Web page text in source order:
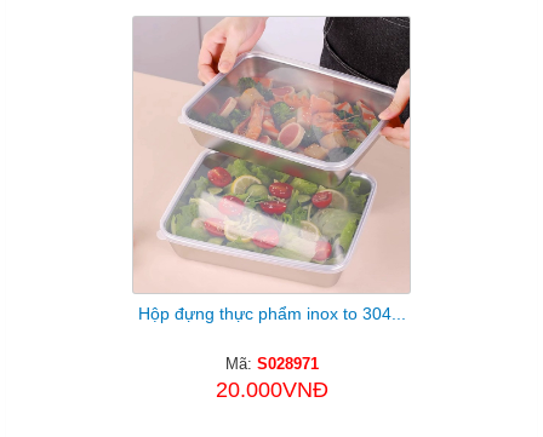
Hộp đựng thực phẩm inox to 304...
Mã: S028971
20.000VNĐ